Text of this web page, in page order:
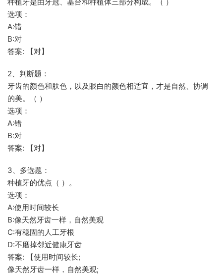
选项：
A:错
B:对
答案: 【对】
2、判断题：
牙齿的颜色和肤色，以及眼白的颜色相适宜，才是自然、协调
的美。（ ）
选项：
A:错
B:对
答案: 【对】
3、多选题：
种植牙的优点（ ）。
选项：
A:使用时间较长
B:像天然牙齿一样，自然美观
C:有稳固的人工牙根
D:不磨掉邻近健康牙齿
答案: 【使用时间较长;
像天然牙齿一样，自然美观;